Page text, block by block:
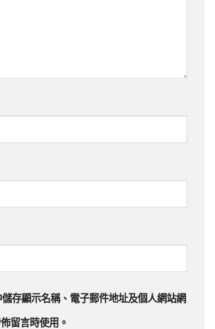
儲存顯示名稱、電子郵件地址及個人網站網
留言時使用。